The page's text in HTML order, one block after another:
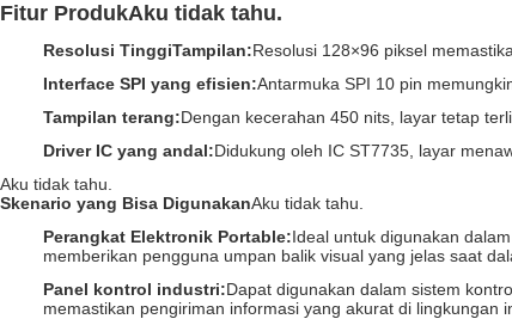
Fitur ProdukAku tidak tahu.
Resolusi TinggiTampilan:Resolusi 128×96 piksel
Interface SPI yang efisien:Antarmuka SPI 10 pin
Tampilan terang:Dengan kecerahan 450 nits, layar tetap
Driver IC yang andal:Didukung oleh IC ST7735, layar
Aku tidak tahu.
Skenario yang Bisa DigunakanAku tidak tahu.
Perangkat Elektronik Portable:Ideal untuk digunakan
memberikan pengguna umpan balik visual yang jelas saat
Panel kontrol industri:Dapat digunakan dalam sistem
memastikan pengiriman informasi yang akurat di lingkungan